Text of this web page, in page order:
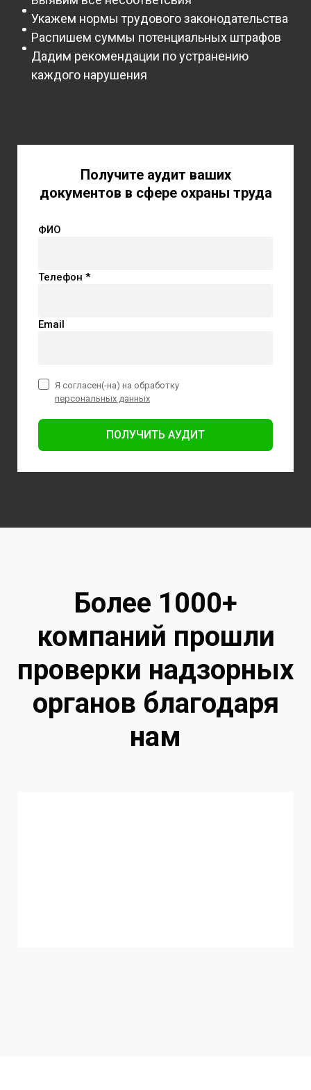
Укажем нормы трудового законодательства
Распишем суммы потенциальных штрафов
Дадим рекомендации по устранению
каждого нарушения
Получите аудит ваших
документов в сфере охраны труда
ФИО
Телефон *
Email
ПОЛУЧИТЬ АУДИТ
Я согласен(-на) на обработку
персональных данных
Более 1000+
компаний прошли
проверки надзорных
органов благодаря
нам